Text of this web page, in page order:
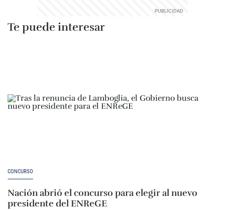
Te puede interesar
CONCURSO
Nación abrió el concurso para elegir al nuevo
presidente del ENReGE